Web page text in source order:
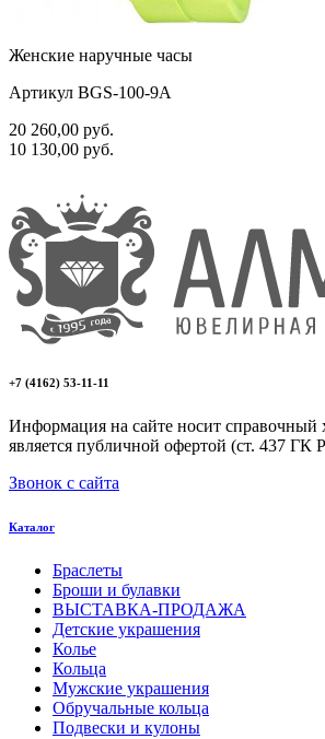
Женские наручные часы
Артикул BGS-100-9A
20 260,00 руб.
10 130,00 руб.
+7 (4162) 53-11-11
Информация на сайте носит справочный
является публичной офертой (ст. 437 ГК
Звонок с сайта
Каталог
Браслеты
Броши и булавки
ВЫСТАВКА-ПРОДАЖА
Детские украшения
Колье
Кольца
Мужские украшения
Обручальные кольца
Подвески и кулоны